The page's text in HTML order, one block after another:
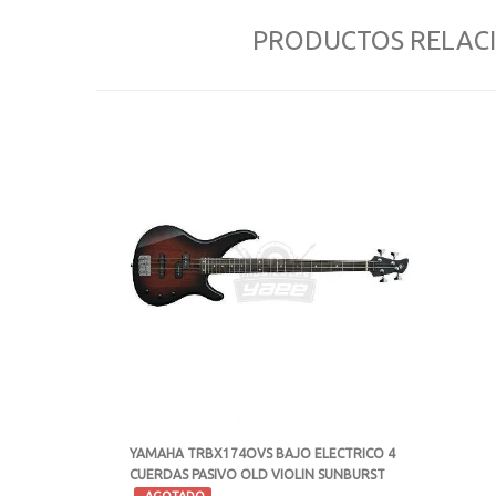
PRODUCTOS
YAMAHA TRBX174OVS BAJO ELECTRICO 4
CUERDAS PASIVO OLD VIOLIN SUNBURST